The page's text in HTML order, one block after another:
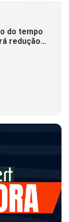
do tempo
redução